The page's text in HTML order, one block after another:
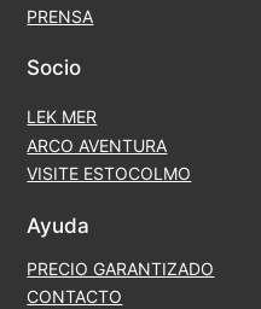
PRENSA
Socio
LEK MER
ARCO AVENTURA
VISITE ESTOCOLMO
Ayuda
PRECIO GARANTIZADO
CONTACTO